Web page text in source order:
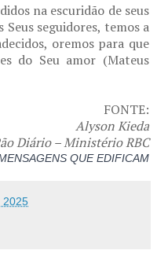
na escuridão de seus
Seus seguidores, temos a
oremos para que
do Seu amor (Mateus
FONTE:
Alyson Kieda
Diário – Ministério RBC
QUE EDIFICAM
2025